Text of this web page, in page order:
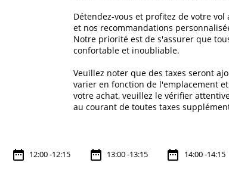
Détendez-vous et profitez de votre
et nos recommandations
Notre priorité est de s'assurer que
confortable et inoubliable.
Veuillez noter que des taxes seront
varier en fonction de l'emplacement
votre achat, veuillez le vérifier
au courant de toutes taxes
12:00 -12:15 13:00 -13:15 14:00 -14:15